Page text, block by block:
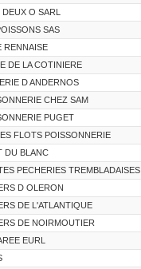
O SARL
SAS
RENNAISE
DE LA COTINIERE
D ANDERNOS
CHEZ SAM
PUGET
FLOTS POISSONNERIE
DU BLANC
PECHERIES TREMBLADAISES
D OLERON
DE L'ATLANTIQUE
DE NOIRMOUTIER
EURL